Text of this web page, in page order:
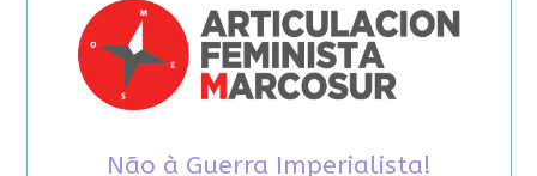
Não à Guerra Imperialista!